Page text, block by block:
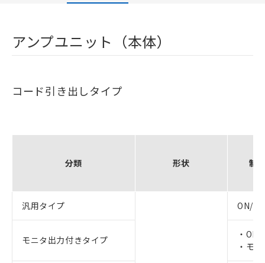
アンプユニット（本体）
コード引き出しタイプ
分類 形状 制
汎用タイプ ON/
モニタ出力付きタイプ
・
・モ